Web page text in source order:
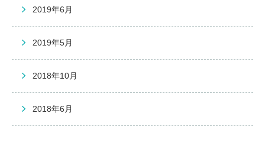
2019年6月
2019年5月
2018年10月
2018年6月